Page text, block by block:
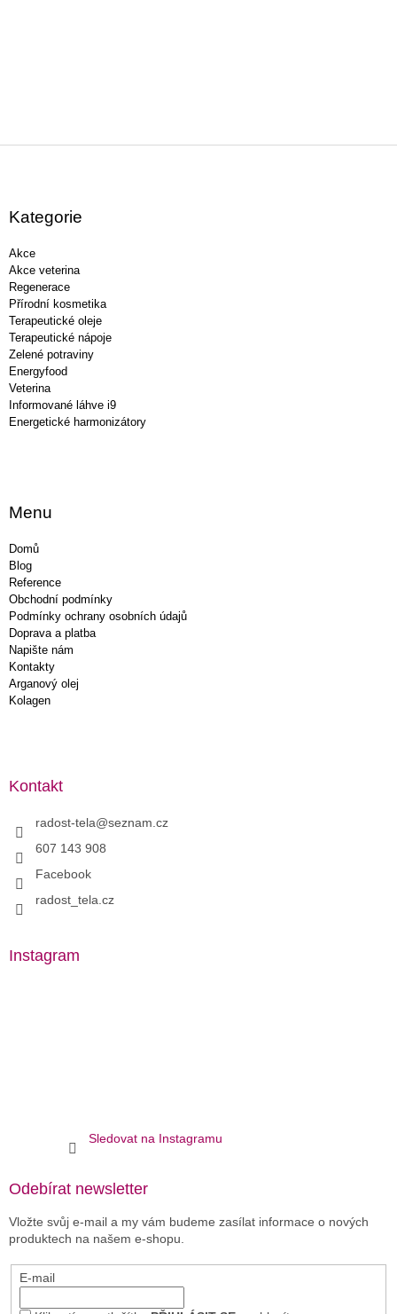
Kategorie
Akce
Akce veterina
Regenerace
Přírodní kosmetika
Terapeutické oleje
Terapeutické nápoje
Zelené potraviny
Energyfood
Veterina
Informované láhve i9
Energetické harmonizátory
Menu
Domů
Blog
Reference
Obchodní podmínky
Podmínky ochrany osobních údajů
Doprava a platba
Napište nám
Kontakty
Arganový olej
Kolagen
Kontakt
radost-tela@seznam.cz
607 143 908
Facebook
radost_tela.cz
Instagram
Sledovat na Instagramu
Odebírat newsletter
Vložte svůj e-mail a my vám budeme zasílat informace o nových
produktech na našem e-shopu.
E-mail